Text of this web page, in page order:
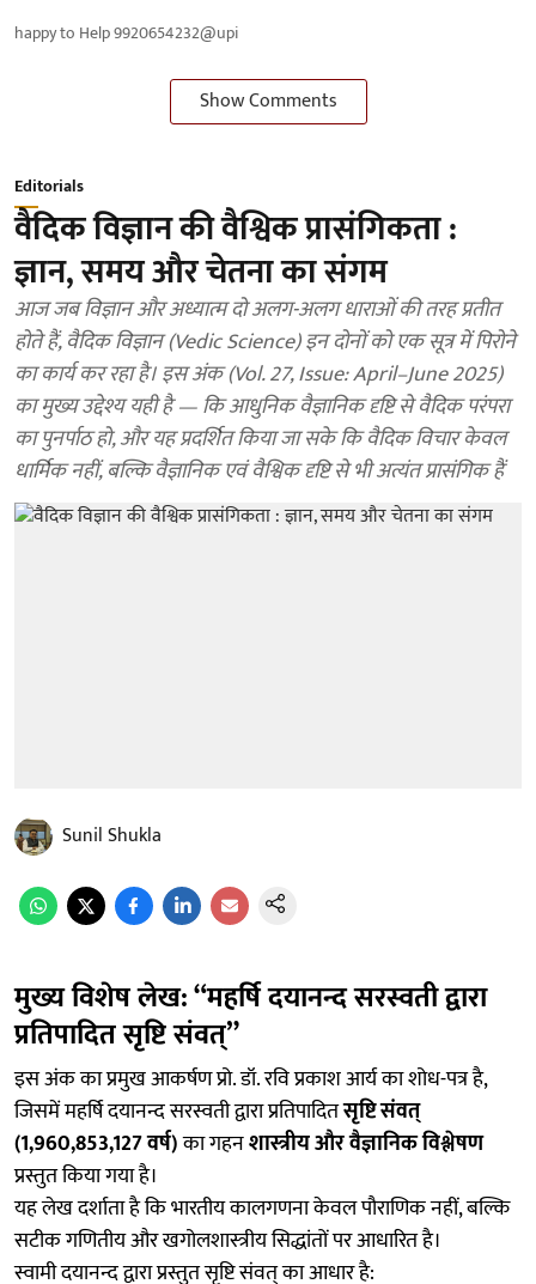
happy to Help 9920654232@upi
Show Comments
Editorials
वैदिक विज्ञान की वैश्विक प्रासंगिकता :
ज्ञान, समय और चेतना का संगम
आज जब विज्ञान और अध्यात्म दो अलग-अलग धाराओं की तरह प्रतीत
होते हैं, वैदिक विज्ञान (Vedic Science) इन दोनों को एक सूत्र में पिरोने
का कार्य कर रहा है। इस अंक (Vol. 27, Issue: April–June 2025)
का मुख्य उद्देश्य यही है — कि आधुनिक वैज्ञानिक दृष्टि से वैदिक परंपरा
का पुनर्पाठ हो, और यह प्रदर्शित किया जा सके कि वैदिक विचार केवल
धार्मिक नहीं, बल्कि वैज्ञानिक एवं वैश्विक दृष्टि से भी अत्यंत प्रासंगिक हैं
Sunil Shukla
मुख्य विशेष लेख: “महर्षि दयानन्द सरस्वती द्वारा
प्रतिपादित सृष्टि संवत्”
इस अंक का प्रमुख आकर्षण प्रो. डॉ. रवि प्रकाश आर्य का शोध-पत्र है,
जिसमें महर्षि दयानन्द सरस्वती द्वारा प्रतिपादितसृष्टि संवत्
(1,960,853,127 वर्ष)का गहनशास्त्रीय और वैज्ञानिक विश्लेषण
प्रस्तुत किया गया है।
यह लेख दर्शाता है कि भारतीय कालगणना केवल पौराणिक नहीं, बल्कि
सटीक गणितीय और खगोलशास्त्रीय सिद्धांतों पर आधारित है।
स्वामी दयानन्द द्वारा प्रस्तुत सृष्टि संवत् का आधार है: